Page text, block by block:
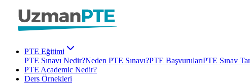
PTE Eğitimi
PTE Sınavı Nedir?Neden PTE Sınavı?PTE BaşvurularıPTE Sınav
PTE Academic Nedir?
Ders Örnekleri